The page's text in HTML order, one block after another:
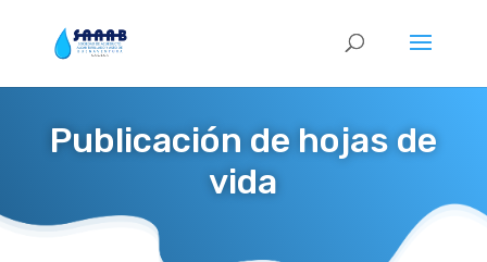
Publicación de hojas de
vida